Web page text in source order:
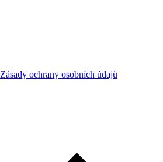
Zásady ochrany osobních údajů